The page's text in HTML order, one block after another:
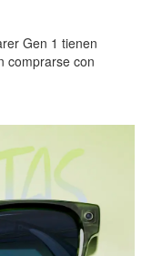
Gen 1 tienen
comprarse con